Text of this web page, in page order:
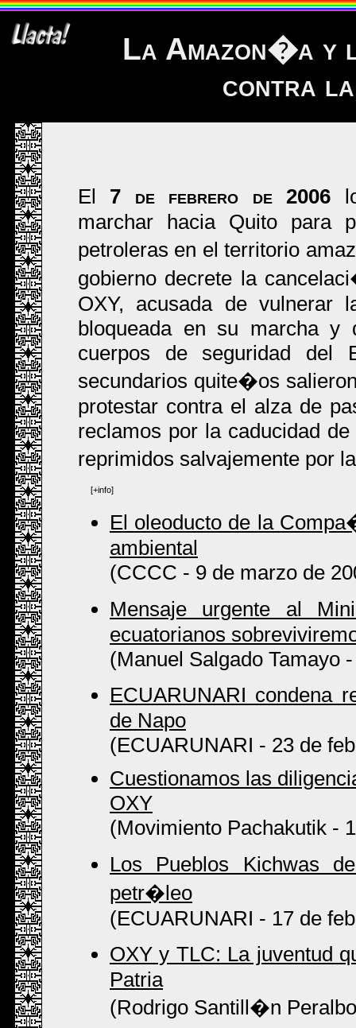
La Amazon�a y
contra
El 7 de febrero de 2006
marchar hacia Quito para
petroleras en el territorio
gobierno decrete la
OXY, acusada de vulnerar
bloqueada en su marcha y
cuerpos de seguridad del
secundarios quite�os
protestar contra el alza de
reclamos por la caducidad
reprimidos salvajemente por
[+info]
El oleoducto de la
ambiental
(CCCC - 9 de marzo de
Mensaje urgente al
ecuatorianos
(Manuel Salgado Tamayo
ECUARUNARI condena
de Napo
(ECUARUNARI - 23 de
Cuestionamos las
OXY
(Movimiento Pachakutik -
Los Pueblos Kichwas
petr�leo
(ECUARUNARI - 17 de
OXY y TLC: La juventud
Patria
(Rodrigo Santill�n